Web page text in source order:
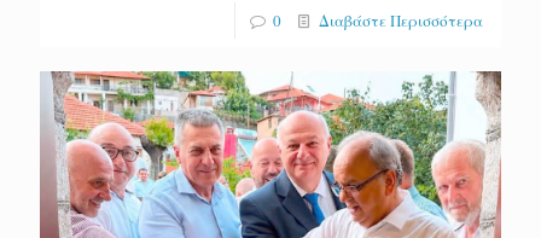
0 Διαβάστε Περισσότερα